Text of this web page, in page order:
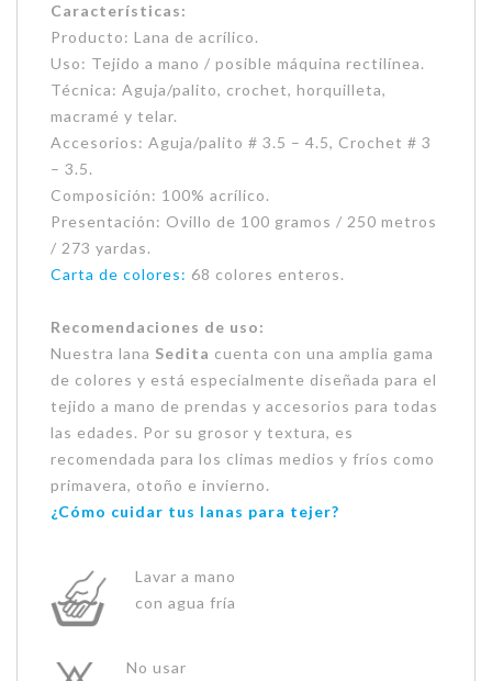
Características:
Producto: Lana de acrílico.
Uso: Tejido a mano / posible máquina rectilínea.
Técnica: Aguja/palito, crochet, horquilleta,
macramé y telar.
Accesorios: Aguja/palito # 3.5 – 4.5, Crochet # 3
– 3.5.
Composición: 100% acrílico.
Presentación: Ovillo de 100 gramos / 250 metros
/ 273 yardas.
Carta de colores: 68 colores enteros.
Recomendaciones de uso:
Nuestra lana Sedita cuenta con una amplia gama
de colores y está especialmente diseñada para el
tejido a mano de prendas y accesorios para todas
las edades. Por su grosor y textura, es
recomendada para los climas medios y fríos como
primavera, otoño e invierno.
¿Cómo cuidar tus lanas para tejer?
Lavar a mano
con agua fría
No usar